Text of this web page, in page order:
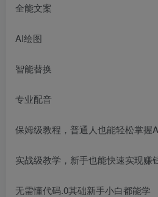
全能文案
AI绘图
智能替换
专业配音
保姆级教程，普通人也能轻松掌握
实战级教学，新手也能快速实现赚
无需懂代码.0其础新手小白都能学